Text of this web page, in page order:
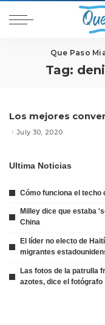
Que Paso
Tag:
Los mejores
July 30, 2020
Ultima Noticias
Cómo funciona el techo
Milley dice que estaba
China
El líder no electo de
migrantes
Las fotos de la patrulla
azotes, dice el fotógrafo